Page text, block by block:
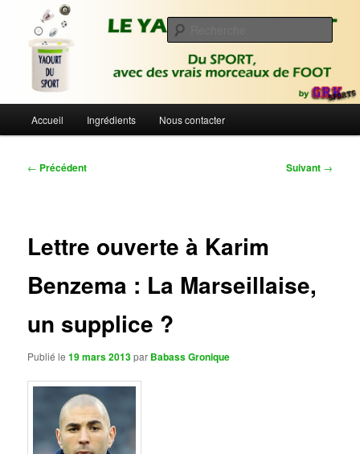
contenu
Le Yaourt du Sport
Du sport avec des vrais morceaux de foot | Gronique's Sports Blog
principal
Accueil Ingrédients Nous contacter
Navigation
← Précédent Suivant →
Lettre ouverte à Karim
Benzema : La Marseillaise,
un supplice ?
Publié le19 mars 2013par Babass Gronique